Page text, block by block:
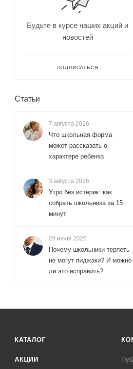
Будьте в курсе наших акций и
новостей
ПОДПИСАТЬСЯ
Статьи
7 августа 2026
Что школьная форма
может рассказать о
характере ребенка
3 августа 2026
Утро без истерик: как
собрать школьника за 15
минут
29 июля 2026
Почему школьники терпеть
не могут пиджаки? И можно
ли это исправить?
КАТАЛОГ
АКЦИИ